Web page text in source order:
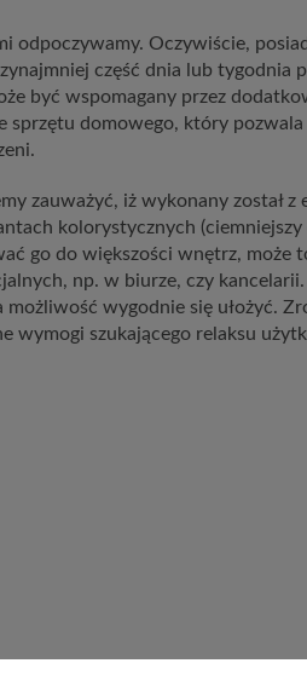
odpoczywamy. Oczywiście,
część dnia lub tygodnia
być wspomagany przez
sprzętu domowego, który
zauważyć, iż wykonany został
kolorystycznych (ciemniejszy
go do większości wnętrz, może
np. w biurze, czy
wygodnie się ułożyć.
wymogi szukającego relaksu